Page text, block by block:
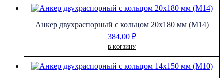
Анкер двухраспорный с кольцом 20х180 мм (М14)
384,00 ₽
В КОРЗИНУ